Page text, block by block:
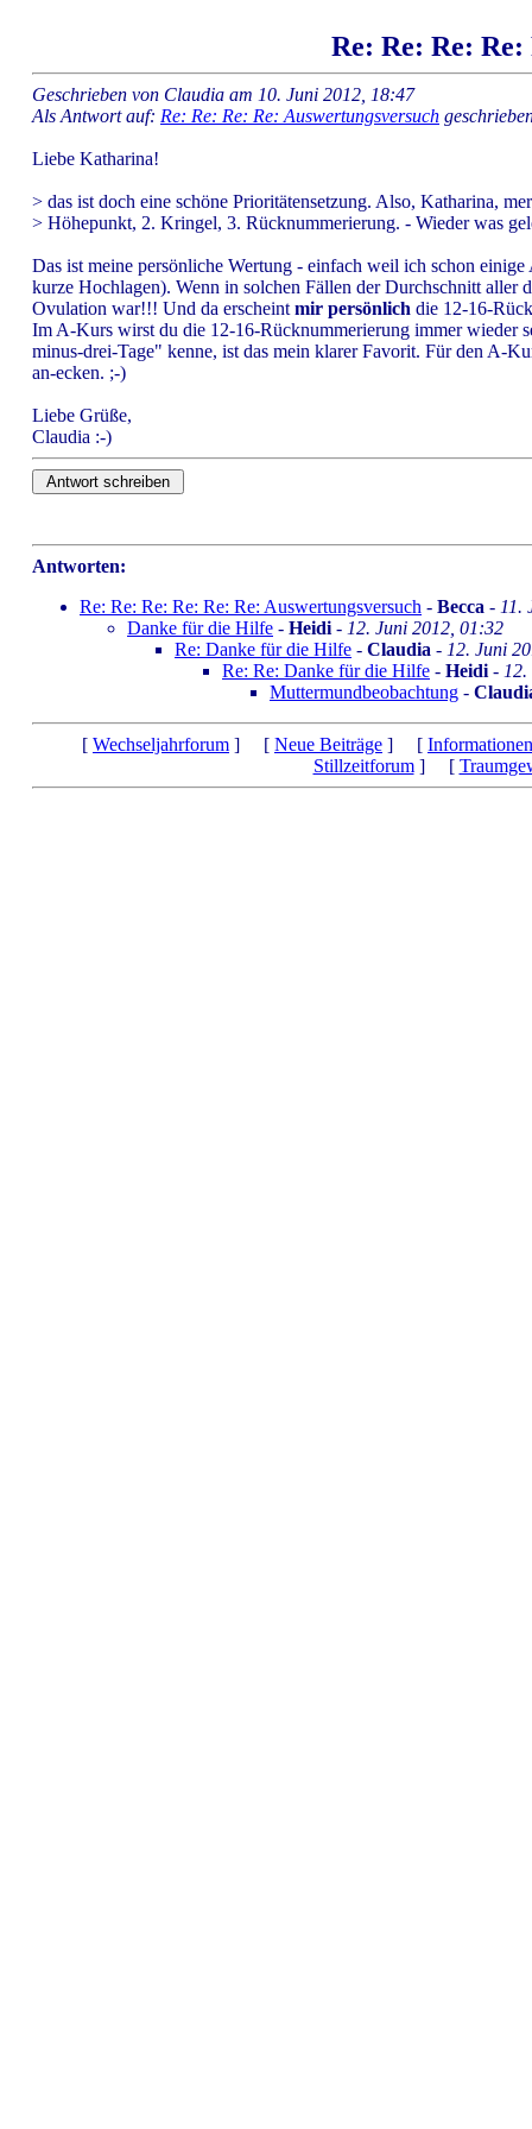
Re: Re: Re:
Geschrieben von Claudia am 10. Juni 2012, 18:47
Als Antwort auf: Re: Re: Re: Re: Auswertungsversuch
Liebe Katharina!
> das ist doch eine schöne Prioritätensetzung. Also, Katharina,
> Höhepunkt, 2. Kringel, 3. Rücknummerierung. - Wieder was
Das ist meine persönliche Wertung - einfach weil ich schon
kurze Hochlagen). Wenn in solchen Fällen der Durchschnitt aller
Ovulation war!!! Und da erscheint mir persönlich die 12-16-
Im A-Kurs wirst du die 12-16-Rücknummerierung immer wieder
minus-drei-Tage" kenne, ist das mein klarer Favorit. Für den A-
an-ecken. ;-)
Liebe Grüße,
Claudia :-)
Antworten:
Re: Re: Re: Re: Re: Re: Auswertungsversuch - Becca - 11.
Danke für die Hilfe - Heidi - 12. Juni 2012, 01:32
Re: Danke für die Hilfe - Claudia - 12. Juni
Re: Re: Danke für die Hilfe - Heidi -
Muttermundbeobachtung -
[ Wechseljahrforum ] [ Neue Beiträge ] [ Informationen
Stillzeitforum] [